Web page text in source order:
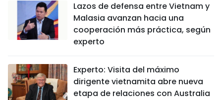
Lazos de defensa entre Vietnam y
Malasia avanzan hacia una
cooperación más práctica, según
experto
Experto: Visita del máximo
dirigente vietnamita abre nueva
etapa de relaciones con Australia